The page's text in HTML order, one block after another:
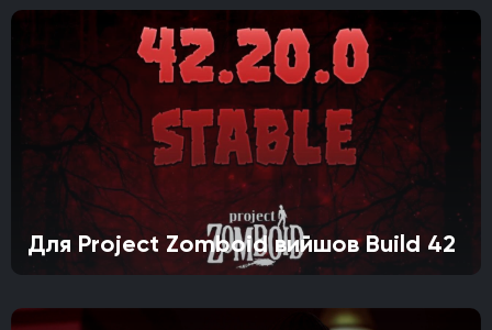
Для Project Zomboid вийшов Build 42